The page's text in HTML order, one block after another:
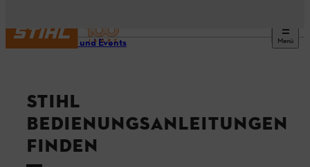
Menü
Service und Events
STIHL
BEDIENUNGSANLEITUNGEN
FINDEN